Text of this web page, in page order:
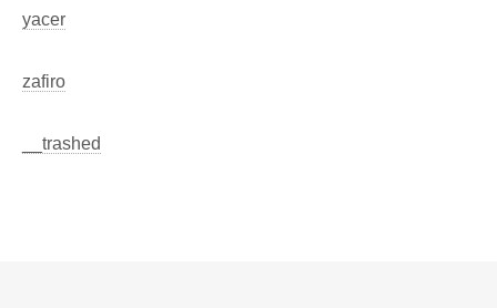
yacer
zafiro
__trashed